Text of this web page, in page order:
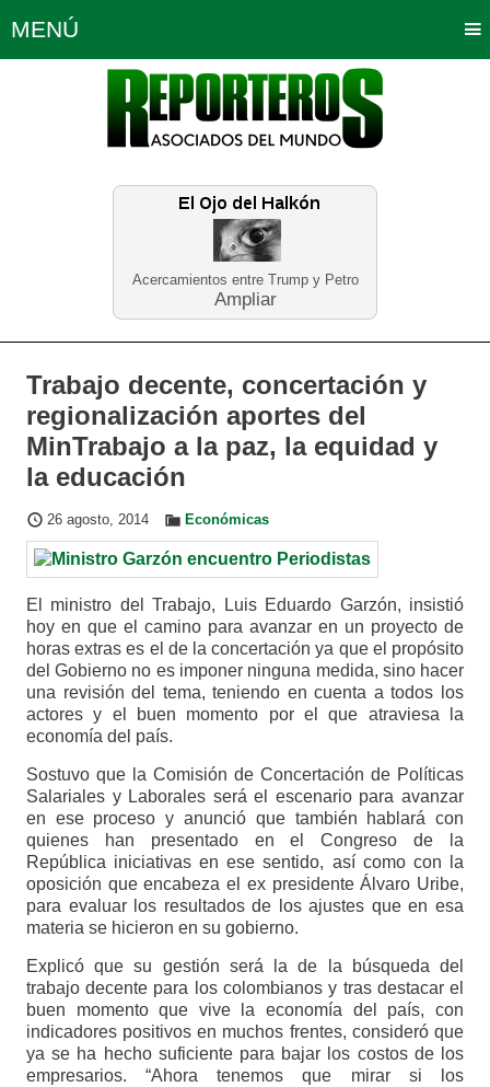
Acercamientos entre Trump y Petro
Ampliar
MENÚ
Política Opinión Bogotá
Planeta Tierra Deportes
Educación Neira
Trabajo decente, concertación y
regionalización aportes del
MinTrabajo a la paz, la equidad y
la educación
26 agosto, 2014 Económicas
El ministro del Trabajo, Luis Eduardo Garzón, insistió
hoy en que el camino para avanzar en un proyecto de
horas extras es el de la concertación ya que el propósito
del Gobierno no es imponer ninguna medida, sino hacer
una revisión del tema, teniendo en cuenta a todos los
actores y el buen momento por el que atraviesa la
economía del país.
Sostuvo que la Comisión de Concertación de Políticas
Salariales y Laborales será el escenario para avanzar
en ese proceso y anunció que también hablará con
quienes han presentado en el Congreso de la
República iniciativas en ese sentido, así como con la
oposición que encabeza el ex presidente Álvaro Uribe,
para evaluar los resultados de los ajustes que en esa
materia se hicieron en su gobierno.
Explicó que su gestión será la de la búsqueda del
trabajo decente para los colombianos y tras destacar el
buen momento que vive la economía del país, con
indicadores positivos en muchos frentes, consideró que
ya se ha hecho suficiente para bajar los costos de los
empresarios. “Ahora tenemos que mirar si los